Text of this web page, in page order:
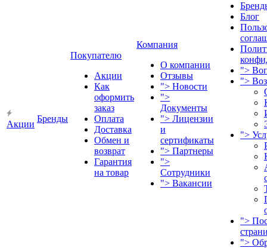
Акции
Бренды
Покупателю
Акции
Как
оформить
заказ
Оплата
Доставка
Обмен и
возврат
Гарантия
на товар
Компания
О компании
Отзывы
"> Новости
">
Документы
"> Лицензии
и
сертификаты
"> Партнеры
">
Сотрудники
"> Вакансии
Блог
">
">
">
">
">